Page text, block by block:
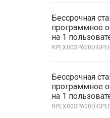
Бессрочная
программное
на 1
Бессрочная
программное
на 1